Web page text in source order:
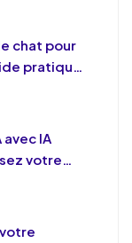
chat pour
pratique
IA
votre